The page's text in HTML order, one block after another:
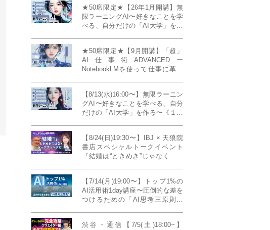
★50席限定★【26年1月開講】無
限ラーニングAI〜好きなことを学
べる、自分だけの「AI大学」を作
★50席限定★【9月開講】「超」
AI仕事術ADVANCEDー
NotebookLMを使って仕事に革命
【8/13(水)16:00〜】無限ラーニン
グAI〜好きなことを学べる、自分
だけの「AI大学」を作る〜《１日
【8/24(日)19:30〜】IBJ × 天狼院
書店スペシャルトークイベント
『結婚は“ときめき”じゃなくて、
のカタチ〜《BOOKLove結婚相談
所presents》
【7/14(月)19:00〜】トップ1%の
AI活用術1day講座〜圧倒的な差を
つけるための「AI思考三原則」
渋谷・通信【7/5(土)18:00~】